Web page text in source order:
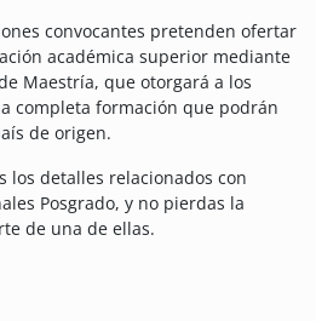
convocantes pretenden ofertar
académica superior mediante
Maestría, que otorgará a los
completa formación que podrán
de origen.
los detalles relacionados con
Posgrado, y no pierdas la
de una de ellas.